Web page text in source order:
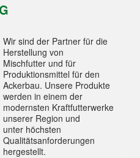
Wir sind der Partner für die
Herstellung von
Mischfutter und für
Produktionsmittel für den
Ackerbau. Unsere Produkte
werden in einem der
modernsten Kraftfutterwerke
unserer Region und
unter höchsten
Qualitätsanforderungen
hergestellt.